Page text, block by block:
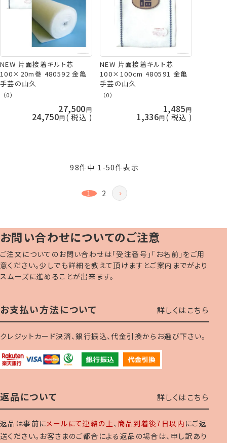
NEW 片面接着キルト芯
100×20m巻 480592 金亀
手芸の山久
（0）
27,500
24,750 税込
NEW 片面接着キルト芯
100×100cm 480591 金亀
手芸の山久
（0）
1,485
1,336 税込
98件中 1 -50件表示
1 2
お問い合わせについてのご注意
ご注文についてのお問い合わせは「受注番号」「お名前」をご用
意ください。少しでも詳細を教えて頂けますとご案内までがより
スムーズに進めることが出来ます。
お支払い方法について 詳しくはこちら
クレジットカード決済、銀行振込、代金引換からお選び下さい。
返品について 詳しくはこちら
返品は事前にメールにて連絡の上、 商品到着後7日以内 にご返
送ください。お客さまのご都合による返品の場合は、申し訳あり